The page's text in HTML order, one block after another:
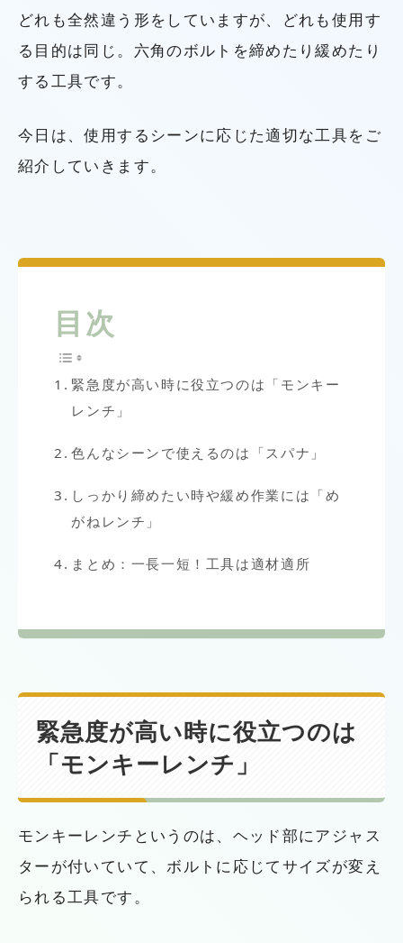
どれも全然違う形をしていますが、どれも使用す
る目的は同じ。六角のボルトを締めたり緩めたり
する工具です。
今日は、使用するシーンに応じた適切な工具をご
紹介していきます。
目次
緊急度が高い時に役立つのは「モンキー
レンチ」
色んなシーンで使えるのは「スパナ」
しっかり締めたい時や緩め作業には「め
がねレンチ」
まとめ：一長一短！工具は適材適所
緊急度が高い時に役立つのは
「モンキーレンチ」
モンキーレンチというのは、ヘッド部にアジャス
ターが付いていて、ボルトに応じてサイズが変え
られる工具です。